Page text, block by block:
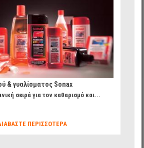
& γυαλίσματος Sonax
σειρά για τον καθαρισμό και...
ΠΕΡΙΣΣΌΤΕΡΑ